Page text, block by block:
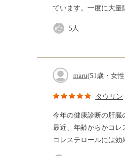
ています。一度に大量
5人
maru(51歳・女
タウリン
今年の健康診断の肝臓
最近、年齢からかコレ
コレステロールには効